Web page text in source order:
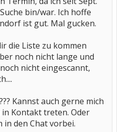
bin/war. Ich hoffe
ist gut. Mal gucken.
die Liste zu kommen
noch nicht lange und
nicht eingescannt,
Kannst auch gerne mich
Kontakt treten. Oder
in den Chat vorbei.